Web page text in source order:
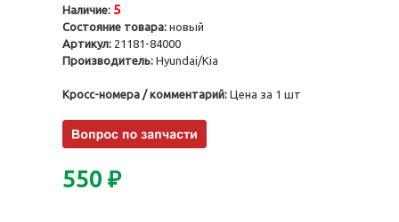
Наличие: 5
Состояние товара: новый
Артикул: 21181-84000
Производитель: Hyundai/Kia
Кросс-номера / комментарий: Цена за 1 шт
550 ₽